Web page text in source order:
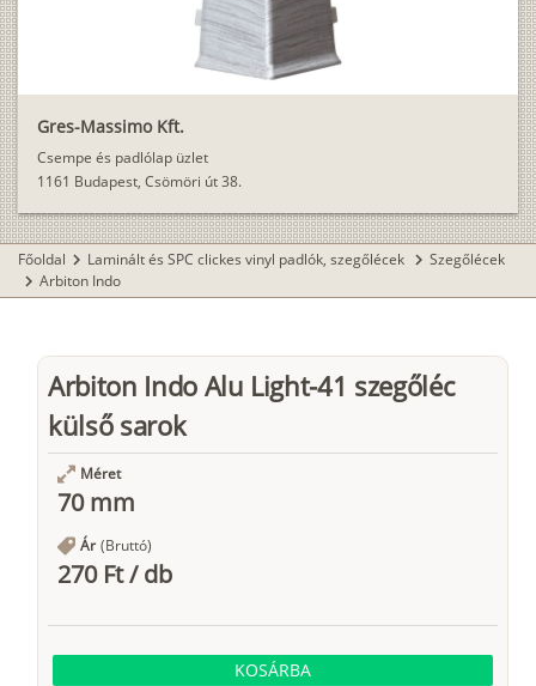
Gres-Massimo Kft.
Csempe és padlólap üzlet
1161 Budapest, Csömöri út 38.
Főoldal chevron_right Laminált és SPC clickes vinyl padlók, szegőlécek chevron_right Szegőlécek
chevron_right Arbiton Indo
Arbiton Indo Alu Light-41 szegőléc
külső sarok
Méret
70 mm
Ár (Bruttó)
270 Ft/db
KOSÁRBA